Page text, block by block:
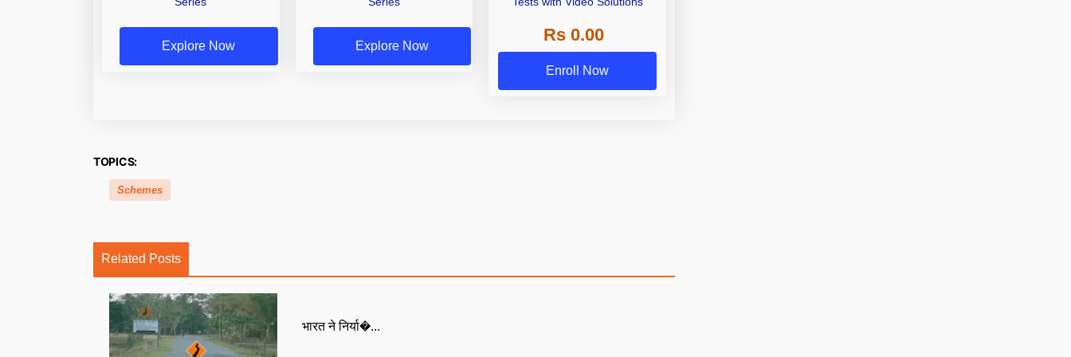
Explore Now Explore Now
Rs 0.00
Enroll Now
TOPICS:
Schemes
Related Posts
भारत ने निर्या�...